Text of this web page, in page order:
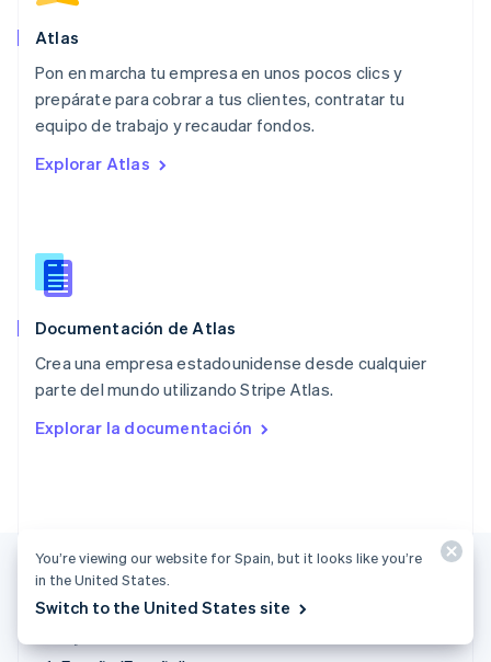
Atlas
Pon en marcha tu empresa en unos pocos clics y
prepárate para cobrar a tus clientes, contratar tu
equipo de trabajo y recaudar fondos.
Explorar Atlas
Documentación de Atlas
Crea una empresa estadounidense desde cualquier
parte del mundo utilizando Stripe Atlas.
Explorar la documentación
México
Español
English
Nueva Zelanda
English
NederlandsEnglish
Português
RAE de Hong Kong, China
Reino Unido
República Checa
English
English
DeutschFrançaisItaliano English
Tailandia
ไทย English
You’re viewing our website for Spain, but it looks like you’re
in the United States.
Switch to the United States site